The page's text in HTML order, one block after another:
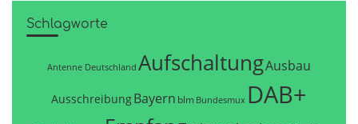
Schlagworte
Antenne Deutschland AufschaltungAusbau
AusschreibungBayern blm Bundesmux DAB+